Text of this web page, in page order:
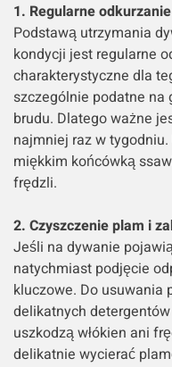
1. Regularne odkurzanie
Podstawą utrzymania
kondycji jest regularne
charakterystyczne dla
szczególnie podatne na
brudu. Dlatego ważne
najmniej raz w
miękkim końcówką
frędzli.
2. Czyszczenie plam i
Jeśli na dywanie
natychmiast podjęcie
kluczowe. Do usuwania
delikatnych
uszkodzą włókien ani
delikatnie wycierać